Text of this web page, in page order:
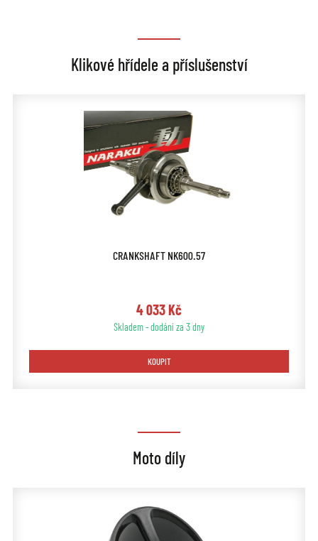
Klikové hřídele a příslušenství
CRANKSHAFT NK600.57
4 033 Kč
Skladem - dodání za 3 dny
KOUPIT
Moto díly